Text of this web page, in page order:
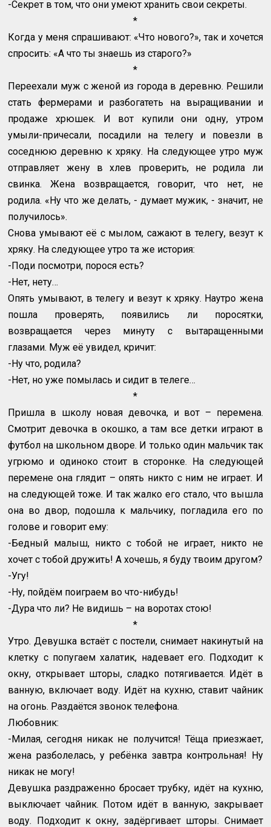
-Секрет в том, что они умеют хранить свои секреты.
*
Когда у меня спрашивают: «Что нового?», так и хочется
спросить: «А что ты знаешь из старого?»
*
Переехали муж с женой из города в деревню. Решили
стать фермерами и разбогатеть на выращивании и
продаже хрюшек. И вот купили они одну, утром
умыли-причесали, посадили на телегу и повезли в
соседнюю деревню к хряку. На следующее утро муж
отправляет жену в хлев проверить, не родила ли
свинка. Жена возвращается, говорит, что нет, не
родила. «Ну что же делать, - думает мужик, - значит, не
получилось».
Снова умывают её с мылом, сажают в телегу, везут к
хряку. На следующее утро та же история:
-Поди посмотри, порося есть?
-Нет, нету…
Опять умывают, в телегу и везут к хряку. Наутро жена
пошла проверять, появились ли поросятки,
возвращается через минуту с вытаращенными
глазами. Муж её увидел, кричит:
-Ну что, родила?
-Нет, но уже помылась и сидит в телеге…
*
Пришла в школу новая девочка, и вот – перемена.
Смотрит девочка в окошко, а там все детки играют в
футбол на школьном дворе. И только один мальчик так
угрюмо и одиноко стоит в сторонке. На следующей
перемене она глядит – опять никто с ним не играет. И
на следующей тоже. И так жалко его стало, что вышла
она во двор, подошла к мальчику, погладила его по
голове и говорит ему:
-Бедный малыш, никто с тобой не играет, никто не
хочет с тобой дружить! А хочешь, я буду твоим другом?
-Угу!
-Ну, пойдём поиграем во что-нибудь!
-Дура что ли? Не видишь – на воротах стою!
*
Утро. Девушка встаёт с постели, снимает накинутый на
клетку с попугаем халатик, надевает его. Подходит к
окну, открывает шторы, сладко потягивается. Идёт в
ванную, включает воду. Идёт на кухню, ставит чайник
на огонь. Раздаётся звонок телефона.
Любовник:
-Милая, сегодня никак не получится! Тёща приезжает,
жена разболелась, у ребёнка завтра контрольная! Ну
никак не могу!
Девушка раздраженно бросает трубку, идёт на кухню,
выключает чайник. Потом идёт в ванную, закрывает
воду. Подходит к окну, задёргивает шторы. Снимает